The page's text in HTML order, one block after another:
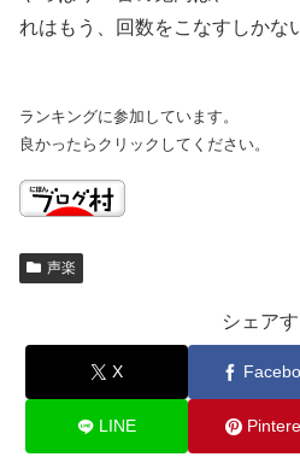
れはもう、回数をこなすしかな
ランキングに参加しています。
良かったらクリックしてください。
声楽
シェア
X
LINE